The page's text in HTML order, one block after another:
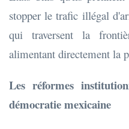
stopper le trafic illégal
qui traversent la
alimentant directement la
Les réformes
démocratie mexicaine